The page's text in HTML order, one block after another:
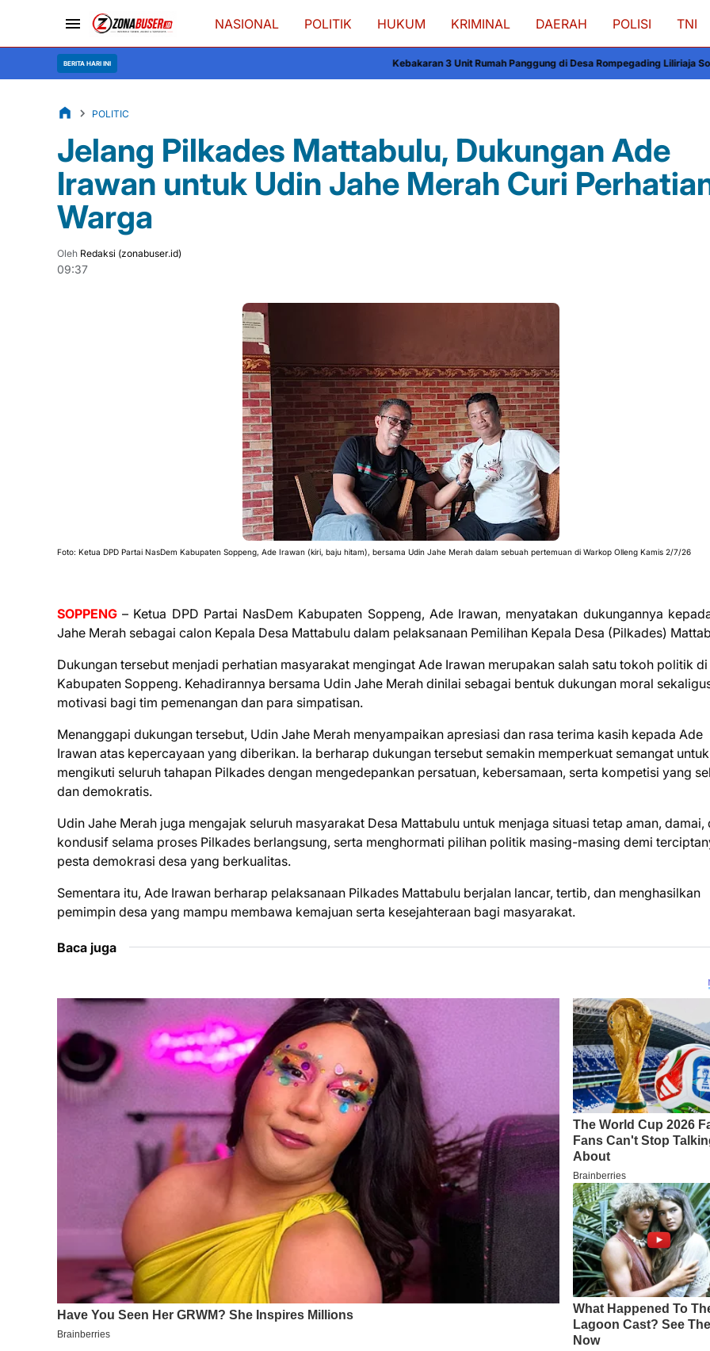
NASIONAL POLITIK HUKUM KRIMINAL DAERAH POLISI TNI
BERITA HARI INI Kebakaran 3 Unit Rumah Panggung di Desa Rompegading Liliriaja Soppeng, Kerugian
POLITIC
Jelang Pilkades Mattabulu, Dukungan Ade
Irawan untuk Udin Jahe Merah Curi
Warga
Oleh Redaksi (zonabuser.id)
09:37
Foto: Ketua DPD Partai NasDem Kabupaten Soppeng, Ade Irawan (kiri, baju hitam), bersama Udin Jahe Merah dalam sebuah pertemuan di Warkop Olleng Kamis 2/7/26
SOPPENG – Ketua DPD Partai NasDem Kabupaten Soppeng, Ade Irawan, menyatakan dukungannya
Jahe Merah sebagai calon Kepala Desa Mattabulu dalam pelaksanaan Pemilihan Kepala Desa (Pilkades)
Dukungan tersebut menjadi perhatian masyarakat mengingat Ade Irawan merupakan salah satu tokoh politik di
Kabupaten Soppeng. Kehadirannya bersama Udin Jahe Merah dinilai sebagai bentuk dukungan moral
motivasi bagi tim pemenangan dan para simpatisan.
Menanggapi dukungan tersebut, Udin Jahe Merah menyampaikan apresiasi dan rasa terima kasih kepada Ade
Irawan atas kepercayaan yang diberikan. Ia berharap dukungan tersebut semakin memperkuat semangat untuk
mengikuti seluruh tahapan Pilkades dengan mengedepankan persatuan, kebersamaan, serta kompetisi yang
dan demokratis.
Udin Jahe Merah juga mengajak seluruh masyarakat Desa Mattabulu untuk menjaga situasi tetap aman, damai,
kondusif selama proses Pilkades berlangsung, serta menghormati pilihan politik masing-masing demi
pesta demokrasi desa yang berkualitas.
Sementara itu, Ade Irawan berharap pelaksanaan Pilkades Mattabulu berjalan lancar, tertib, dan menghasilkan
pemimpin desa yang mampu membawa kemajuan serta kesejahteraan bagi masyarakat.
Baca juga
TERIMA KASIH TELAH